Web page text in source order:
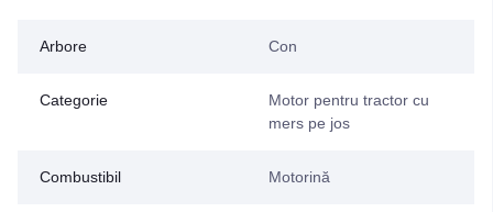
Arbore Con
Categorie
Motor pentru tractor cu
mers pe jos
Combustibil Motorină